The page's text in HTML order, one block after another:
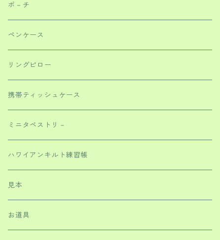
ポ－チ
ペンケース
リングピロー
携帯ティッシュケース
ミニタペストリ－
ハワイアンキルト練習帳
見本
お道具